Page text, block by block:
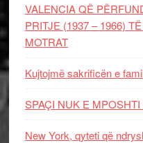
VALENCIA QË
PRITJE (1937 – 1966)
MOTRAT
Kujtojmë sakrificën e
SPAÇI NUK E
New York, qyteti që